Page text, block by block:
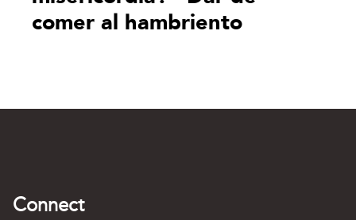
comer al hambriento
Connect